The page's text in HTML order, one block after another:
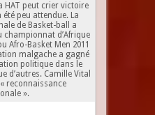
HAT peut crier victoire
été peu attendue. La
de Basket-ball a
championnat d’Afrique
Afro-Basket Men 2011
malgache a gagné
politique dans le
d’autres. Camille Vital
reconnaissance
».